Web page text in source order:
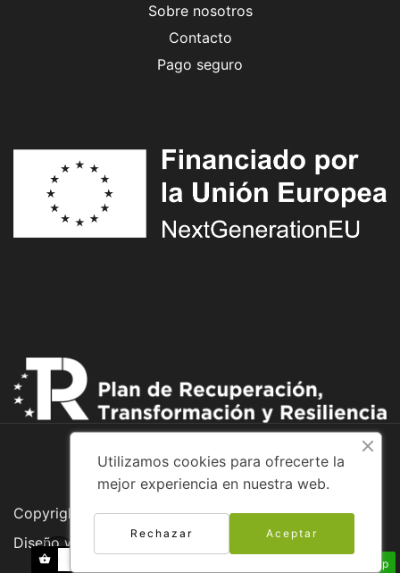
Sobre nosotros
Contacto
Pago seguro
Copyright © 2026 Adventure Bike
Diseño web:
Envíanos un Whatsapp
Utilizamos cookies para ofrecerte la
mejor experiencia en nuestra web.
Aceptar
Rechazar